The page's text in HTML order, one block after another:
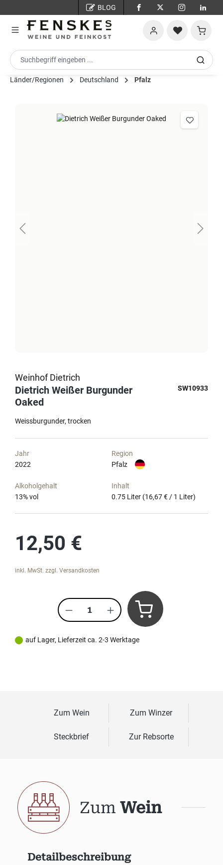
BLOG
Länder/Regionen Deutschland Pfalz
Weinhof Dietrich
Dietrich Weißer Burgunder
Oaked
SW10933
Weissburgunder trocken
Jahr
2022
Region
Pfalz
Alkoholgehalt
13% vol
Inhalt
0.75 Liter (16,67 € / 1 Liter)
12,50 €
inkl. MwSt. zzgl. Versandkosten
Produkt Anzahl: Gib den
auf Lager, Lieferzeit ca. 2-3 Werktage
Zum Wein Zum Winzer
Steckbrief Zur Rebsorte
Zum Wein
Detailbeschreibung